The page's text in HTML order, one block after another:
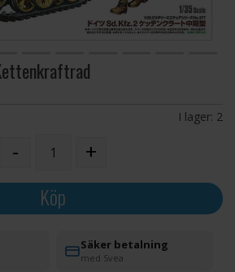
I lager: 2
- +
Köp
Säker betalning
med Svea